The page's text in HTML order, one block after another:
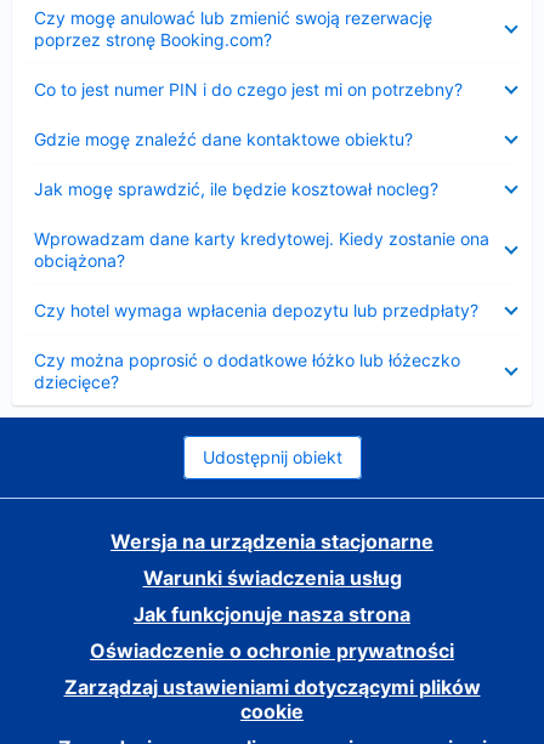
Czy mogę anulować lub zmienić swoją rezerwację
poprzez stronę Booking.com?
Co to jest numer PIN i do czego jest mi on potrzebny?
Gdzie mogę znaleźć dane kontaktowe obiektu?
Jak mogę sprawdzić, ile będzie kosztował nocleg?
Wprowadzam dane karty kredytowej. Kiedy zostanie ona
obciążona?
Czy hotel wymaga wpłacenia depozytu lub przedpłaty?
Czy można poprosić o dodatkowe łóżko lub łóżeczko
dziecięce?
Udostępnij obiekt
Wersja na urządzenia stacjonarne
Warunki świadczenia usług
Jak funkcjonuje nasza strona
Oświadczenie o ochronie prywatności
Zarządzaj ustawieniami dotyczącymi plików
cookie